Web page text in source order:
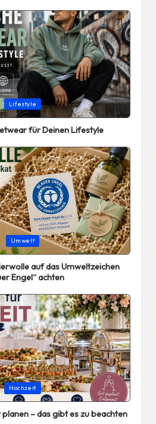
Lifestyle
für Deinen Lifestyle
Umwelt
auf das Umweltzeichen
Engel“ achten
Hochzeit
– das gibt es zu beachten